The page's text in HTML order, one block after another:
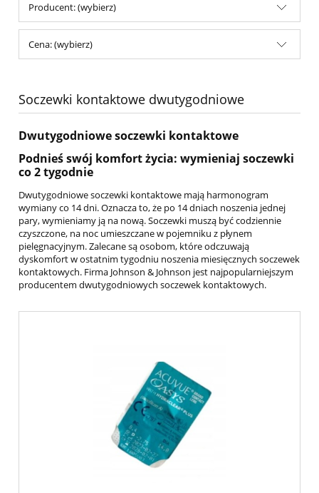
Producent: (wybierz)
Cena: (wybierz)
Soczewki kontaktowe dwutygodniowe
Dwutygodniowe soczewki kontaktowe
Podnieś swój komfort życia: wymieniaj soczewki
co 2 tygodnie
Dwutygodniowe soczewki kontaktowe mają harmonogram
wymiany co 14 dni. Oznacza to, że po 14 dniach noszenia jednej
pary, wymieniamy ją na nową. Soczewki muszą być codziennie
czyszczone, na noc umieszczane w pojemniku z płynem
pielęgnacyjnym. Zalecane są osobom, które odczuwają
dyskomfort w ostatnim tygodniu noszenia miesięcznych soczewek
kontaktowych. Firma Johnson & Johnson jest najpopularniejszym
producentem dwutygodniowych soczewek kontaktowych.